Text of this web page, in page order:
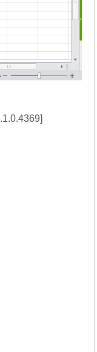
]